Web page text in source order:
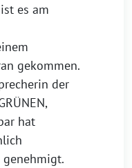
es am
gekommen.
der
hat